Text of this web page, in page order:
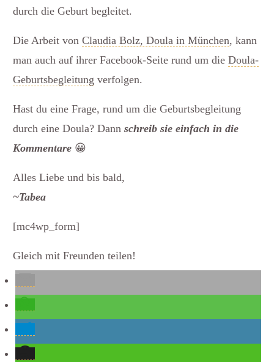
durch die Geburt begleitet.
Die Arbeit von Claudia Bolz, Doula in München, kann
man auch auf ihrer Facebook-Seite rund um die Doula-
Geburtsbegleitung verfolgen.
Hast du eine Frage, rund um die Geburtsbegleitung
durch eine Doula? Dann schreib sie einfach in die
Kommentare 😀
Alles Liebe und bis bald,
~Tabea
[mc4wp_form]
Gleich mit Freunden teilen!